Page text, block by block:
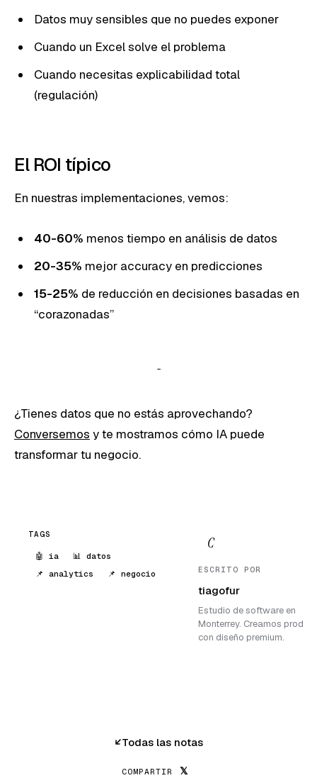
Datos muy sensibles que no puedes exponer
Cuando un Excel solve el problema
Cuando necesitas explicabilidad total
(regulación)
El ROI típico
En nuestras implementaciones, vemos:
40-60% menos tiempo en análisis de datos
20-35% mejor accuracy en predicciones
15-25% de reducción en decisiones basadas en
“corazonadas”
¿Tienes datos que no estás aprovechando?
Conversemos y te mostramos cómo IA puede
transformar tu negocio.
TAGS
🤖 ia
📊 datos
📌 analytics
📌 negocio
C
ESCRITO POR
tiagofur
Estudio de software en
Monterrey. Creamos
con diseño premium.
Todas las notas
COMPARTIR 𝕏